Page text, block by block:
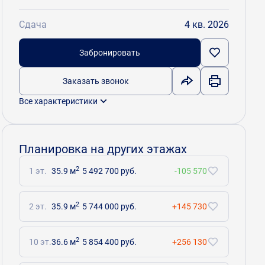
Сдача 4 кв. 2026
Забронировать
Заказать звонок
Все характеристики
Планировка на других этажах
1 эт. 35.9 м2 5 492 700 руб. -105 570
2 эт. 35.9 м2 5 744 000 руб. +145 730
10 эт.36.6 м2 5 854 400 руб. +256 130